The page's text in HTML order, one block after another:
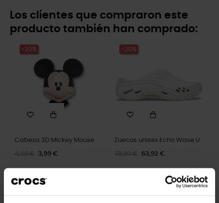
Los clientes que compraron este
producto también han comprado:
-20%
Cabeza 3D Mickey Mouse
4,99 € 3,99 €
-20%
Zuecos unisex Echo Wave U
79,90 € 63,92 €